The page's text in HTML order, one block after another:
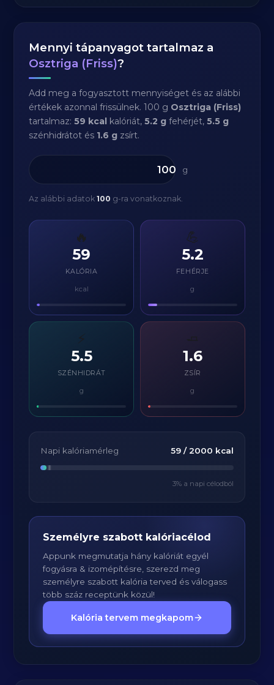
Mennyi tápanyagot tartalmaz a
Osztriga (Friss)?
Add meg a fogyasztott mennyiséget és az alábbi
értékek azonnal frissülnek. 100 g Osztriga (Friss)
tartalmaz:59 kcal kalóriát,5.2 g fehérjét,5.5 g
szénhidrátot és 1.6 g zsírt.
g
Az alábbi adatok100 g-ra vonatkoznak.
🔥
59
KALÓRIA
kcal
💪
5.2
FEHÉRJE
g
⚡
5.5
SZÉNHIDRÁT
g
1.6
ZSÍR
g
Napi kalóriamérleg 59/ 2000 kcal
3% a napi célodból
Személyre szabott kalóriacélod
Appunk megmutatja hány kalóriát egyél
fogyásra & izomépítésre, szerezd meg
személyre szabott kalória terved és válogass
több száz receptünk közül!
Kalória tervem megkapom